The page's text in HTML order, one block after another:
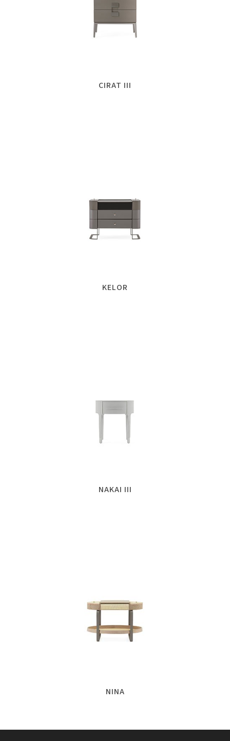
CIRAT III
KELOR
NAKAI III
NINA